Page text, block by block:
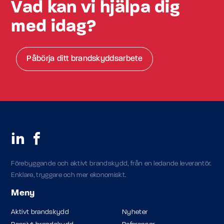
Vad kan vi hjälpa dig
med idag?
Påbörja ditt brandskyddsarbete
Förebyggande och aktivt brandskydd, från en ledande leverantör.
Enklare, tryggare och mer ekonomiskt.
Meny
Aktivt brandskydd
Nyheter